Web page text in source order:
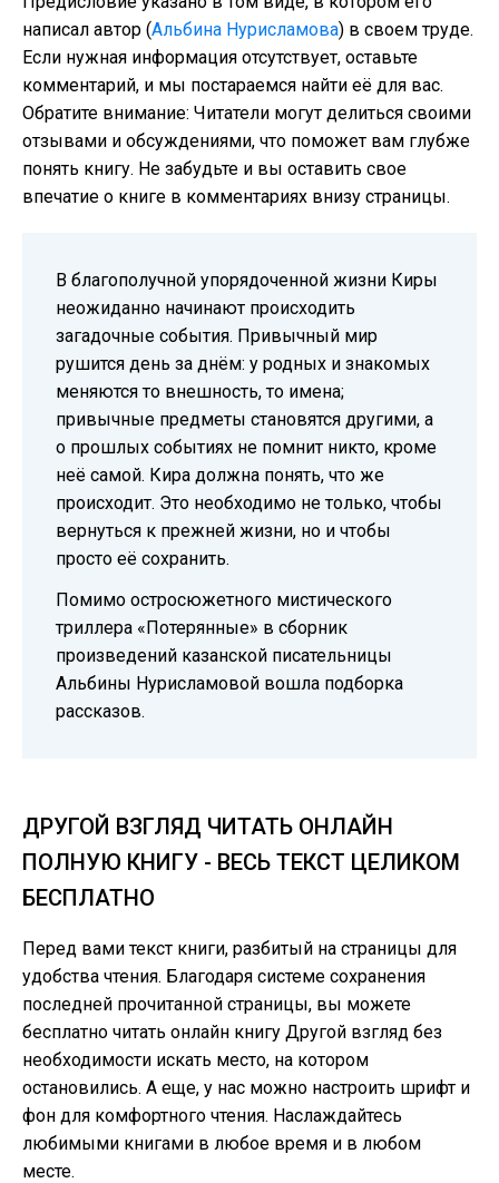
написал автор (Альбина Нурисламова) в своем труде.
Если нужная информация отсутствует, оставьте
комментарий, и мы постараемся найти её для вас.
Обратите внимание: Читатели могут делиться своими
отзывами и обсуждениями, что поможет вам глубже
понять книгу. Не забудьте и вы оставить свое
впечатие о книге в комментариях внизу страницы.
В благополучной упорядоченной жизни Киры
неожиданно начинают происходить
загадочные события. Привычный мир
рушится день за днём: у родных и знакомых
меняются то внешность, то имена;
привычные предметы становятся другими, а
о прошлых событиях не помнит никто, кроме
неё самой. Кира должна понять, что же
происходит. Это необходимо не только, чтобы
вернуться к прежней жизни, но и чтобы
просто её сохранить.
Помимо остросюжетного мистического
триллера «Потерянные» в сборник
произведений казанской писательницы
Альбины Нурисламовой вошла подборка
рассказов.
ДРУГОЙ ВЗГЛЯД ЧИТАТЬ ОНЛАЙН
ПОЛНУЮ КНИГУ - ВЕСЬ ТЕКСТ ЦЕЛИКОМ
БЕСПЛАТНО
Перед вами текст книги, разбитый на страницы для
удобства чтения. Благодаря системе сохранения
последней прочитанной страницы, вы можете
бесплатно читать онлайн книгу Другой взгляд без
необходимости искать место, на котором
остановились. А еще, у нас можно настроить шрифт и
фон для комфортного чтения. Наслаждайтесь
любимыми книгами в любое время и в любом
месте.